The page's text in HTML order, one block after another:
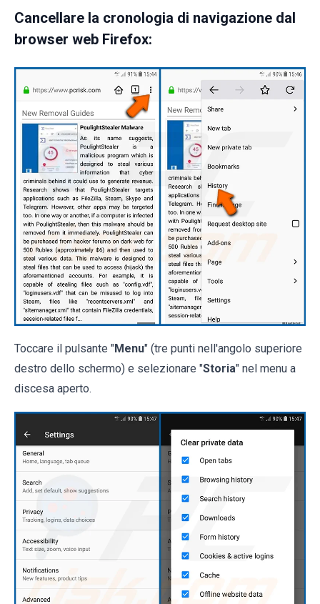
Cancellare la cronologia di navigazione dal
browser web Firefox:
Toccare il pulsante "Menu" (tre punti nell'angolo superiore
destro dello schermo) e selezionare "Storia" nel menu a
discesa aperto.